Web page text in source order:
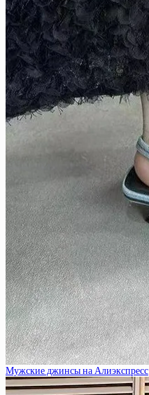
Мужские джинсы на Алиэкспресс